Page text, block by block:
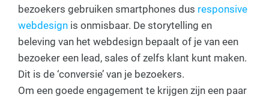
bezoekers gebruiken smartphones dus responsive
webdesign is onmisbaar. De storytelling en
beleving van het webdesign bepaalt of je van een
bezoeker een lead, sales of zelfs klant kunt maken.
Dit is de ‘conversie’ van je bezoekers.
Om een goede engagement te krijgen zijn een paar